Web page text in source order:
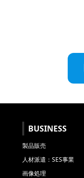
BUSINESS
製品販売
人材派遣：SES事業
画像処理